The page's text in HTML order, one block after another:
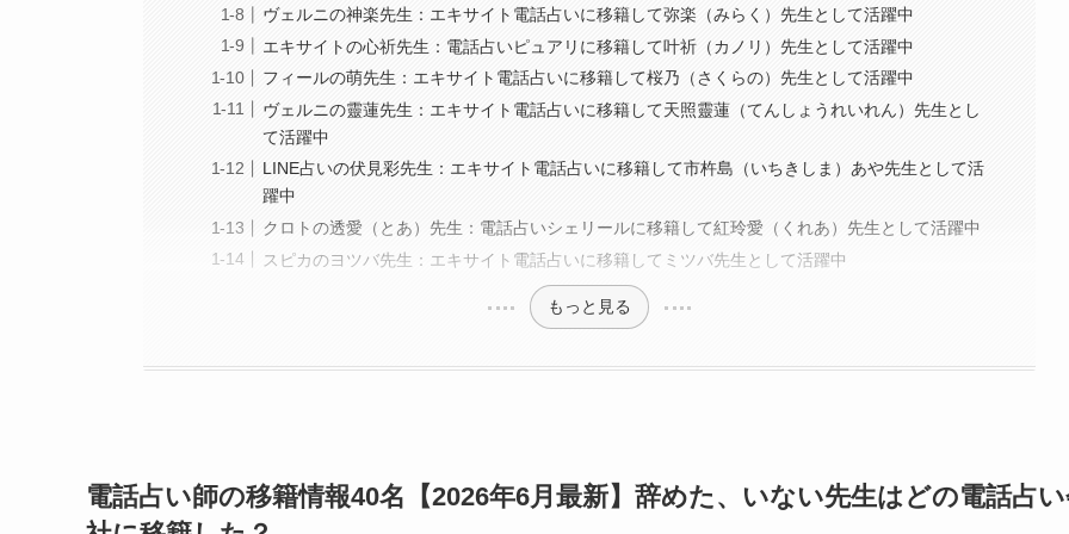
ヴェルニの神楽先生：エキサイト電話占いに移籍して弥楽（みらく）先生として活躍中
エキサイトの心祈先生：電話占いピュアリに移籍して叶祈（カノリ）先生として活躍中
フィールの萌先生：エキサイト電話占いに移籍して桜乃（さくらの）先生として活躍中
ヴェルニの靈蓮先生：エキサイト電話占いに移籍して天照靈蓮（てんしょうれいれん）先生とし
て活躍中
LINE占いの伏見彩先生：エキサイト電話占いに移籍して市杵島（いちきしま）あや先生として活
躍中
クロトの透愛（とあ）先生：電話占いシェリールに移籍して紅玲愛（くれあ）先生として活躍中
スピカのヨツバ先生：エキサイト電話占いに移籍してミツバ先生として活躍中
もっと見る
電話占い師の移籍情報40名【2026年6月最新】辞めた、いない先生はどの電話占